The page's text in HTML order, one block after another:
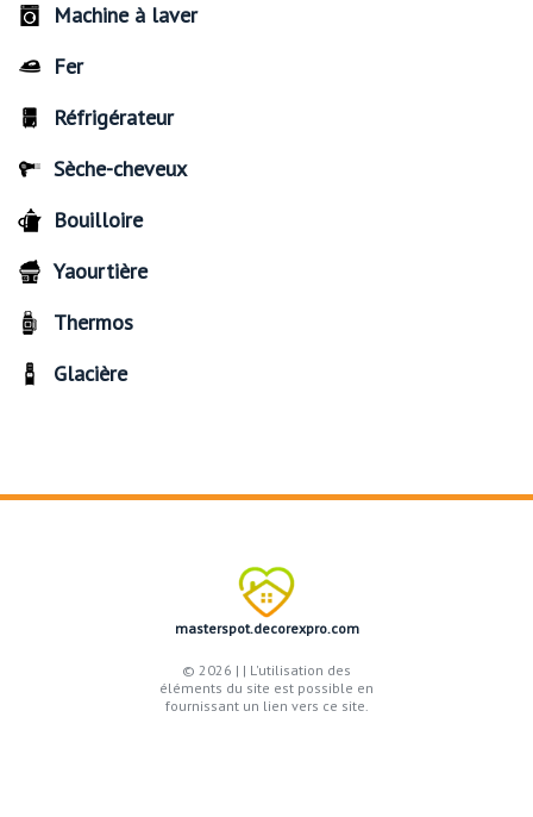
Machine à laver
Fer
Réfrigérateur
Sèche-cheveux
Bouilloire
Yaourtière
Thermos
Glacière
masterspot.decorexpro.com
© 2026 | | L'utilisation des
éléments du site est possible en
fournissant un lien vers ce site.